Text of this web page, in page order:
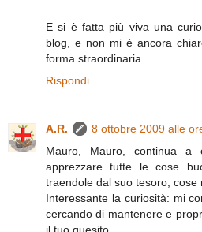
E si è fatta più viva una
blog, e non mi è ancora
forma straordinaria.
Rispondi
A.R.
8 ottobre 2009 alle
Mauro, Mauro, continua
apprezzare tutte le cose
traendole dal suo tesoro, cose
Interessante la curiosità: mi
cercando di mantenere e